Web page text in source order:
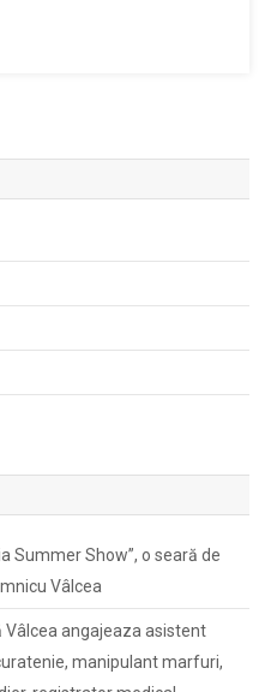
Summer Show”, o seară de
Vâlcea
angajeaza asistent
manipulant marfuri,